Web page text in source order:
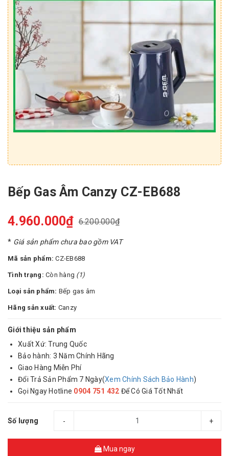
Bếp Gas Âm Canzy CZ-EB688
4.960.000₫ 6.200.000₫
* Giá sản phẩm chưa bao gồm VAT
Mã sản phẩm:CZ-EB688
Tình trạng: Còn hàng (1)
Loại sản phẩm: Bếp gas âm
Hãng sản xuất: Canzy
Giới thiệu sản phẩm
Xuất Xứ: Trung Quốc
Bảo hành: 3 Năm Chính Hãng
Giao Hàng Miễn Phí
Đổi Trả Sản Phẩm 7 Ngày(Xem Chính Sách Bảo Hành)
Gọi Ngay Hotline 0904 751 432 Để Có Giá Tốt Nhất
Số lượng - +
Mua ngay